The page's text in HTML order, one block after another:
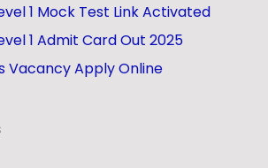
1 Mock Test Link Activated
1 Admit Card Out 2025
Vacancy Apply Online